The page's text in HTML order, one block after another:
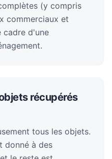
(y compris
commerciaux et
cadre d'une
récupérés
tous les objets.
donné à des